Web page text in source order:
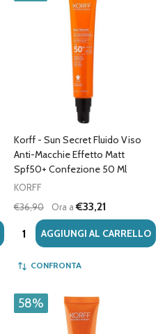
Korff - Sun Secret Fluido Viso
Anti-Macchie Effetto Matt
Spf50+ Confezione 50 Ml
KORFF
€36,90
Ora a€33,21
Quantità:AGGIUNGI AL CARRELLO
CONFRONTA
58%